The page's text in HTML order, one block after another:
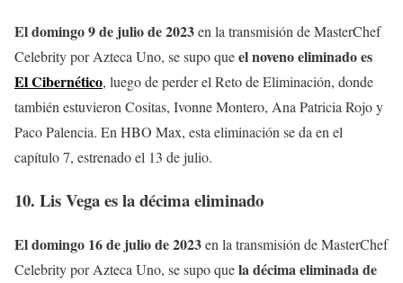
El domingo 9 de julio de 2023en la transmisión de MasterChef
Celebrity por Azteca Uno, se supo queel noveno eliminado es
El Cibernético, luego de perder el Reto de Eliminación, donde
también estuvieron Cositas, Ivonne Montero, Ana Patricia Rojo y
Paco Palencia. En HBO Max, esta eliminación se da en el
capítulo 7, estrenado el 13 de julio.
10. Lis Vegaes la décima eliminado
El domingo 16 de julio de 2023en la transmisión de MasterChef
Celebrity por Azteca Uno, se supo quela décima eliminada de